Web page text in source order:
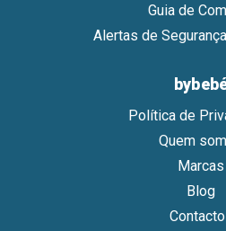
Guia de
Alertas de
Política de
Quem
Marcas
Blog